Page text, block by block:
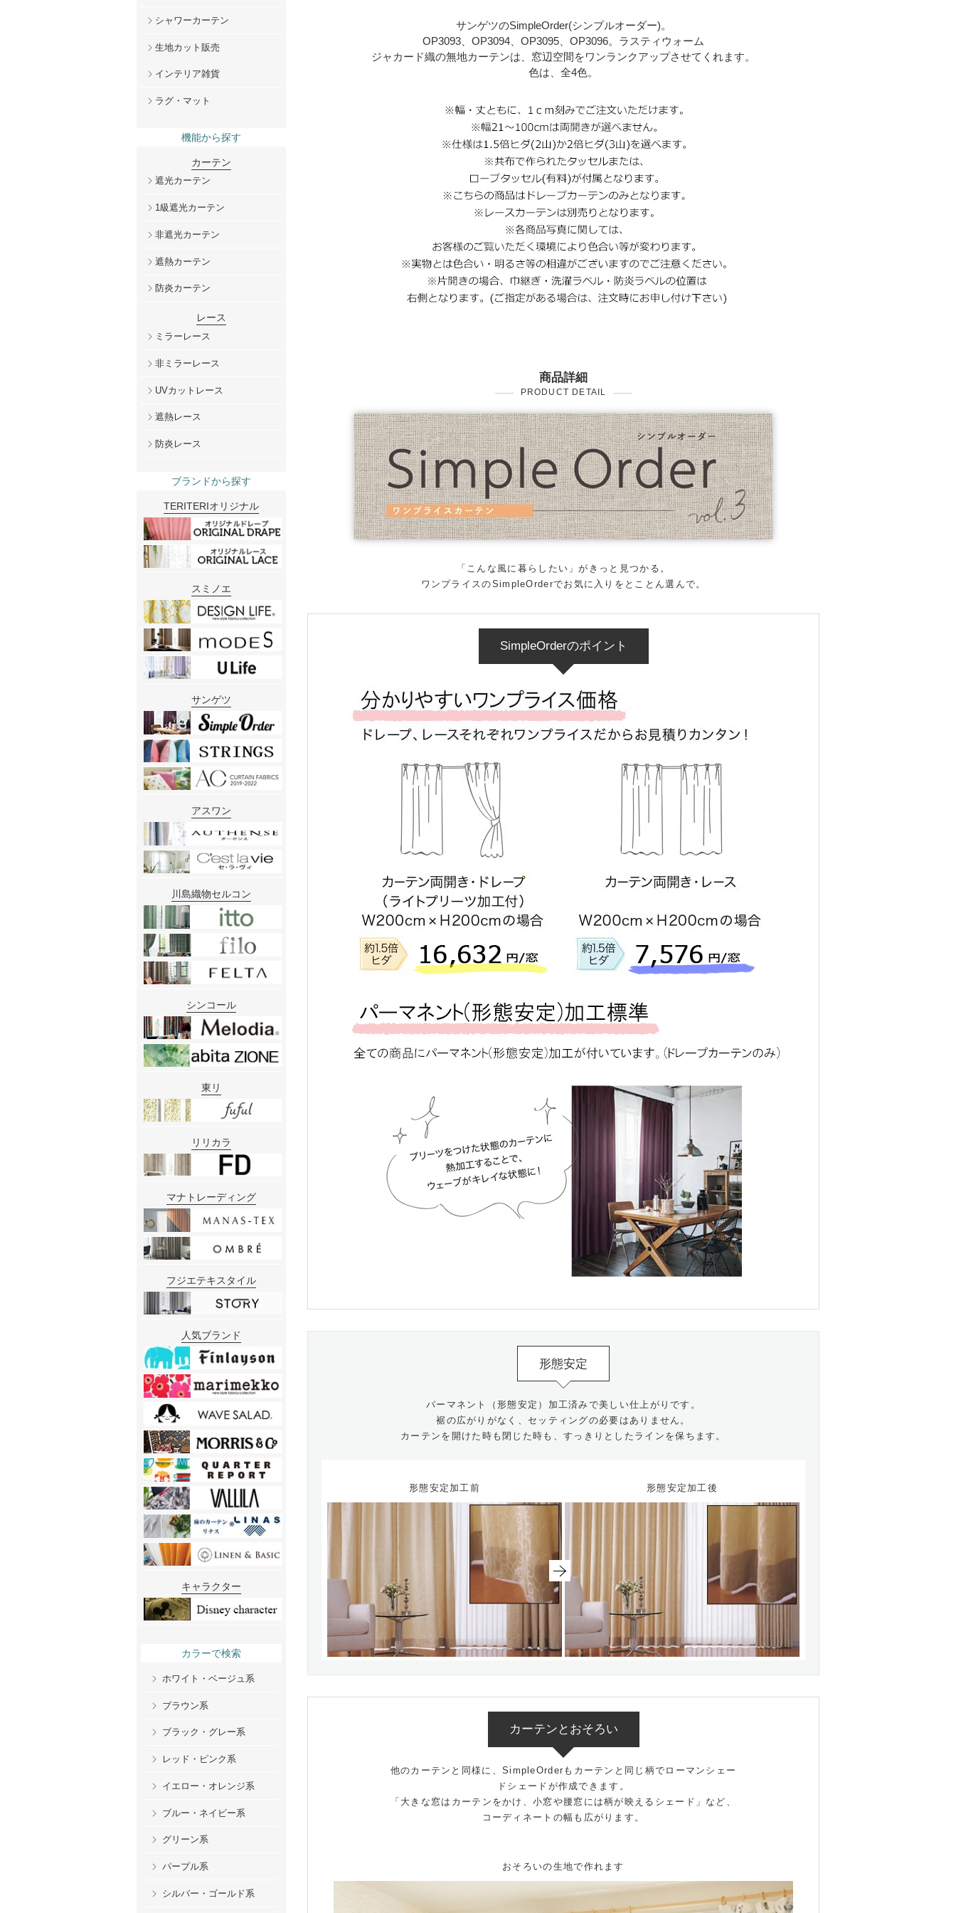
サンゲツのSimpleOrder(シンプルオーダー)。
OP3093、OP3094、OP3095、OP3096。ラスティウォーム
ジャカード織の無地カーテンは、窓辺空間をワンランクアップさせてくれます。
色は、全4色。
商品詳細
PRODUCT DETAIL
「こんな風に暮らしたい」がきっと見つかる。
ワンプライスのSimpleOrderでお気に入りをとことん選んで。
SimpleOrderのポイント
形態安定
パーマネント（形態安定）加工済みで美しい仕上がりです。
裾の広がりがなく、セッティングの必要はありません。
カーテンを開けた時も閉じた時も、すっきりとしたラインを保ちます。
形態安定加工前 形態安定加工後
カーテンとおそろい
他のカーテンと同様に、SimpleOrderもカーテンと同じ柄でローマンシェー
ドシェードが作成できます。
「大きな窓はカーテンをかけ、小窓や腰窓には柄が映えるシェード」など、
コーディネートの幅も広がります。
おそろいの生地で作れます
シャワーカーテン
生地カット販売
インテリア雑貨
ラグ・マット
機能から探す
カーテン
遮光カーテン
1級遮光カーテン
非遮光カーテン
遮熱カーテン
防炎カーテン
レース
ミラーレース
非ミラーレース
UVカットレース
遮熱レース
防炎レース
ブランドから探す
TERITERIオリジナル
スミノエ
サンゲツ
アスワン
川島織物セルコン
シンコール
東リ
リリカラ
マナトレーディング
フジエテキスタイル
人気ブランド
キャラクター
カラーで検索
ホワイト・ベージュ系
ブラウン系
ブラック・グレー系
レッド・ピンク系
イエロー・オレンジ系
ブルー・ネイビー系
グリーン系
パープル系
シルバー・ゴールド系